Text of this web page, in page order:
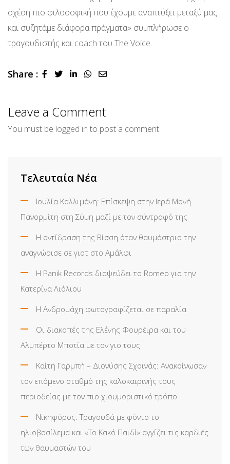
σχέση πιο φιλοσοφική που έχουμε αναπτύξει μεταξύ μας
και συζητάμε διάφορα πράγματα» συμπλήρωσε ο
τραγουδιστής και coach του The Voice.
Share : LinkedInWhatsapp
Share
Leave a Comment
You must be logged in to post a comment.
Τελευταία Νέα
Ιουλία Καλλιμάνη: Επίσκεψη στην Ιερά Μονή
Πανορμίτη στη Σύμη μαζί με τον σύντροφό της
Η αντίδραση της Βίσση όταν θαυμάστρια την
αναγνώρισε σε γιοτ στο Αμάλφι
Η Panik Records διαψεύδει το Romeo για την
Κατερίνα Λιόλιου
Η Ανδρομάχη φωτογραφίζεται σε παραλία
Οι διακοπές της Ελένης Φουρέιρα και του
Αλμπέρτο Μποτία με τον γιο τους
Καίτη Γαρμπή – Διονύσης Σχοινάς: Ανακοίνωσαν
τον επόμενο σταθμό της καλοκαιρινής τους
περιοδείας με τον πιο χιουμοριστικό τρόπο
Νικηφόρος: Τραγουδά με φόντο το
ηλιοβασίλεμα και «Το Κακό Παιδί» αγγίζει τις καρδιές
των θαυμαστών του